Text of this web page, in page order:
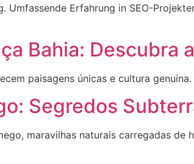
Umfassende Erfahrung in SEO-
Bahia: Descubra
paisagens únicas e cultura
Segredos
maravilhas naturais carregadas